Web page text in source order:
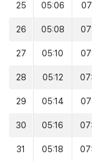
25 05:06
26 05:08
27 05:10
28 05:12
29 05:14
30 05:16
31 05:18